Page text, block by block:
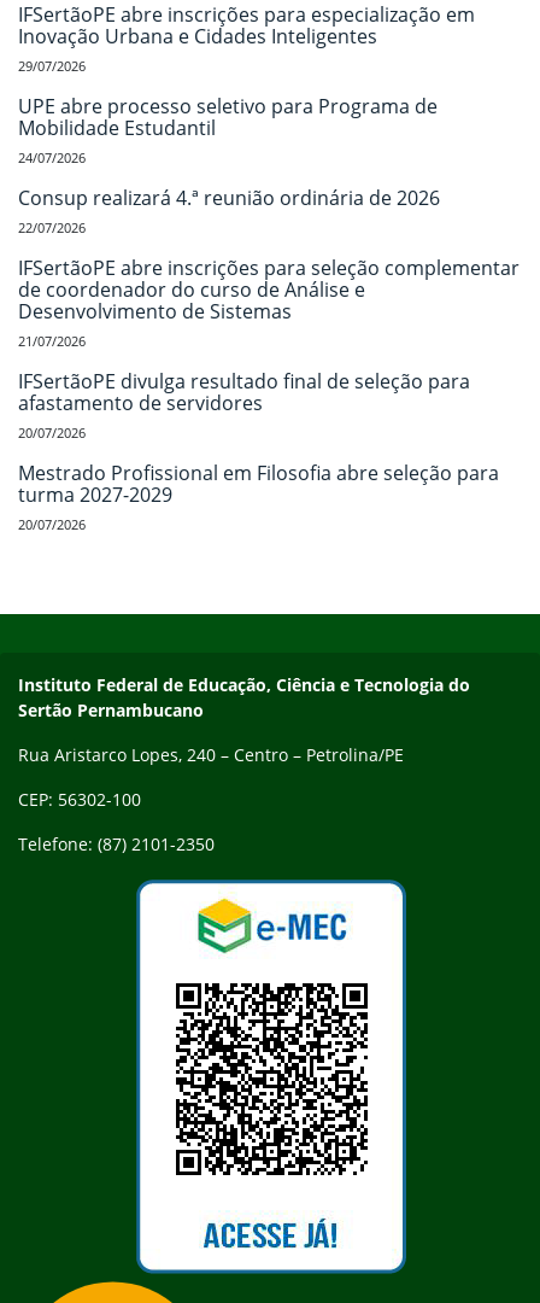
IFSertãoPE abre inscrições para especialização em
Inovação Urbana e Cidades Inteligentes
29/07/2026
UPE abre processo seletivo para Programa de
Mobilidade Estudantil
24/07/2026
Consup realizará 4.ª reunião ordinária de 2026
22/07/2026
IFSertãoPE abre inscrições para seleção complementar
de coordenador do curso de Análise e
Desenvolvimento de Sistemas
21/07/2026
IFSertãoPE divulga resultado final de seleção para
afastamento de servidores
20/07/2026
Mestrado Profissional em Filosofia abre seleção para
turma 2027-2029
20/07/2026
Endereço
Instituto Federal de Educação, Ciência e Tecnologia do
Sertão Pernambucano
Rua Aristarco Lopes, 240 – Centro – Petrolina/PE
CEP: 56302-100
Telefone: (87) 2101-2350